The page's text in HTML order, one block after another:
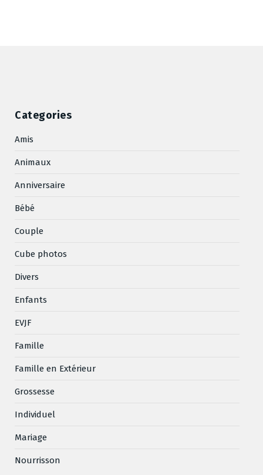
Categories
Amis
Animaux
Anniversaire
Bébé
Couple
Cube photos
Divers
Enfants
EVJF
Famille
Famille en Extérieur
Grossesse
Individuel
Mariage
Nourrisson